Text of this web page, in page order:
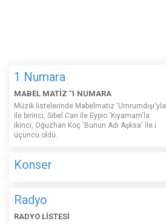
1 Numara
MABEL MATİZ '1 NUMARA
Müzik listelerinde Mabelmatiz ‘Umrumdışı'yla
ile birinci, Sibel Can ile Eypio 'Kıyamam'la
ikinci, Oğuzhan Koç 'Bunun Adı Aşksa' ile i
üçüncü oldu.
Konser
Radyo
RADYO LİSTESİ